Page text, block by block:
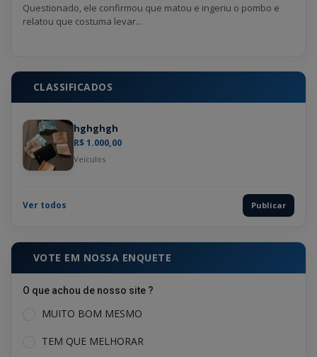
Questionado, ele confirmou que matou e ingeriu o pombo e
relatou que costuma levar...
CLASSIFICADOS
hghghgh
R$ 1.000,00
Veículos
Ver todos Publicar
VOTE EM NOSSA ENQUETE
O que achou de nosso site ?
MUITO BOM MESMO
TEM QUE MELHORAR